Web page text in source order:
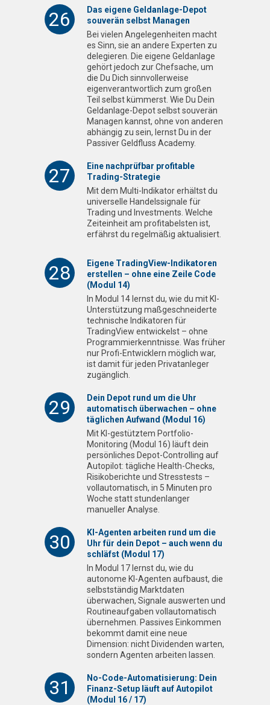
26
Das eigene Geldanlage-Depot
souverän selbst Managen
Bei vielen Angelegenheiten macht
es Sinn, sie an andere Experten zu
delegieren. Die eigene Geldanlage
gehört jedoch zur Chefsache, um
die Du Dich sinnvollerweise
eigenverantwortlich zum großen
Teil selbst kümmerst. Wie Du Dein
Geldanlage-Depot selbst souverän
Managen kannst, ohne von anderen
abhängig zu sein, lernst Du in der
Passiver Geldfluss Academy.
27
Eine nachprüfbar profitable
Trading-Strategie
Mit dem Multi-Indikator erhältst du
universelle Handelssignale für
Trading und Investments. Welche
Zeiteinheit am profitabelsten ist,
erfährst du regelmäßig aktualisiert.
28
Eigene TradingView-Indikatoren
erstellen – ohne eine Zeile Code
(Modul 14)
In Modul 14 lernst du, wie du mit KI-
Unterstützung maßgeschneiderte
technische Indikatoren für
TradingView entwickelst – ohne
Programmierkenntnisse. Was früher
nur Profi-Entwicklern möglich war,
ist damit für jeden Privatanleger
zugänglich.
29
Dein Depot rund um die Uhr
automatisch überwachen – ohne
täglichen Aufwand (Modul 16)
Mit KI-gestütztem Portfolio-
Monitoring (Modul 16) läuft dein
persönliches Depot-Controlling auf
Autopilot: tägliche Health-Checks,
Risikoberichte und Stresstests –
vollautomatisch, in 5 Minuten pro
Woche statt stundenlanger
manueller Analyse.
30
KI-Agenten arbeiten rund um die
Uhr für dein Depot – auch wenn du
schläfst (Modul 17)
In Modul 17 lernst du, wie du
autonome KI-Agenten aufbaust, die
selbstständig Marktdaten
überwachen, Signale auswerten und
Routineaufgaben vollautomatisch
übernehmen. Passives Einkommen
bekommt damit eine neue
Dimension: nicht Dividenden warten,
sondern Agenten arbeiten lassen.
31
No-Code-Automatisierung: Dein
Finanz-Setup läuft auf Autopilot
(Modul 16 / 17)